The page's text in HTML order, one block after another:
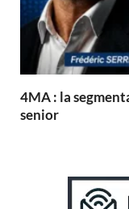
4MA : la
senior